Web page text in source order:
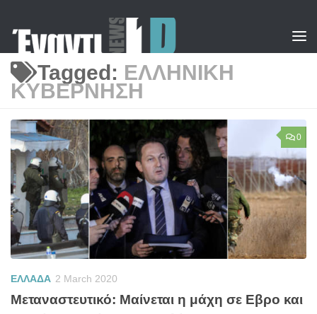
Tagged: ΕΛΛΗΝΙΚΗ
ΚΥΒΕΡΝΗΣΗ
0
ΕΛΛΑΔΑ 2 March 2020
Μεταναστευτικό: Μαίνεται η μάχη σε Εβρο και